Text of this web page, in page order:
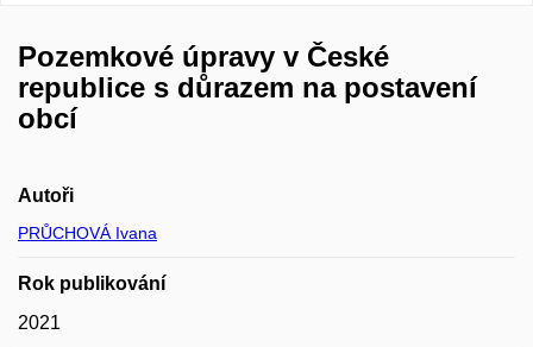
Pozemkové úpravy v České
republice s důrazem na postavení
obcí
Autoři
PRŮCHOVÁ Ivana
Rok publikování
2021